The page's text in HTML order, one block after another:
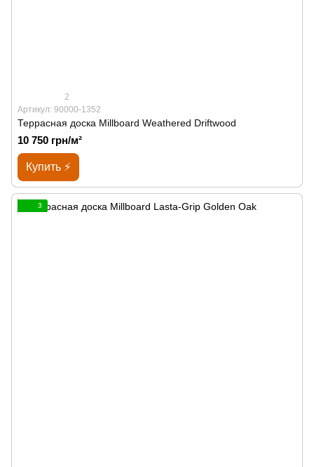
2
Артикул: 90000-1352
Террасная доска Millboard Weathered Driftwood
10 750 грн/м²
Купить ⚡
3